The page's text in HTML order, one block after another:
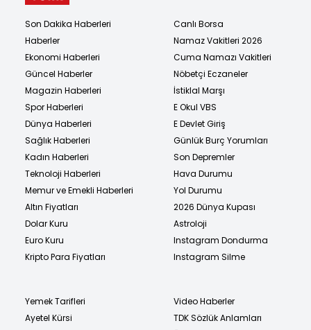
Son Dakika Haberleri
Haberler
Ekonomi Haberleri
Güncel Haberler
Magazin Haberleri
Spor Haberleri
Dünya Haberleri
Sağlık Haberleri
Kadın Haberleri
Teknoloji Haberleri
Memur ve Emekli Haberleri
Altın Fiyatları
Dolar Kuru
Euro Kuru
Kripto Para Fiyatları
Canlı Borsa
Namaz Vakitleri 2026
Cuma Namazı Vakitleri
Nöbetçi Eczaneler
İstiklal Marşı
E Okul VBS
E Devlet Giriş
Günlük Burç Yorumları
Son Depremler
Hava Durumu
Yol Durumu
2026 Dünya Kupası
Astroloji
Instagram Dondurma
Instagram Silme
Yemek Tarifleri
Ayetel Kürsi
Video Haberler
TDK Sözlük Anlamları